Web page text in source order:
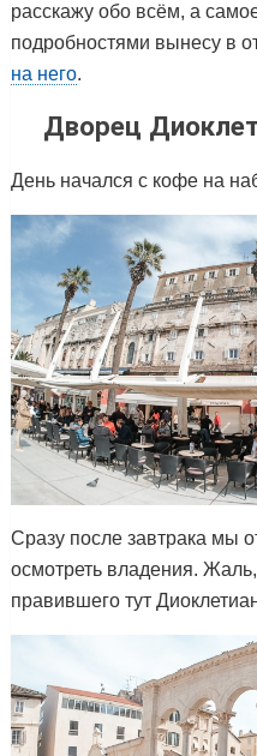
расскажу обо всём, а
подробностями вынесу в
на него.
Дворец
День начался с кофе на
Сразу после завтрака мы
осмотреть владения.
правившего тут